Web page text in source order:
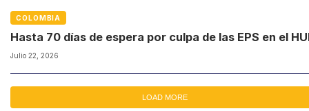
COLOMBIA
Hasta 70 días de espera por culpa de las EPS en el
Julio 22, 2026
LOAD MORE